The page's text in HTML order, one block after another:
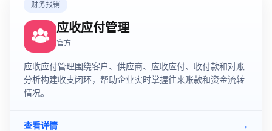
财务报销
应收应付管理
官方
应收应付管理围绕客户、供应商、应收应付、收付款和对账
分析构建收支闭环，帮助企业实时掌握往来账款和资金流转
情况。
查看详情 →